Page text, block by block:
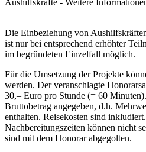
Die Einbeziehung von
ist nur bei entsprechend erhöhter
im begründeten Einzelfall möglich.
Für die Umsetzung der Projekte
werden. Der veranschlagte
30,– Euro pro Stunde (= 60
Bruttobetrag angegeben, d.h.
enthalten. Reisekosten sind
Nachbereitungszeiten können nicht
sind mit dem Honorar abgegolten.